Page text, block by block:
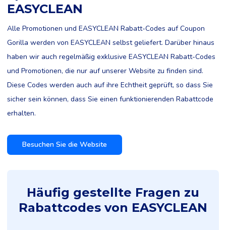
EASYCLEAN
Alle Promotionen und EASYCLEAN Rabatt-Codes auf Coupon
Gorilla werden von EASYCLEAN selbst geliefert. Darüber hinaus
haben wir auch regelmäßig exklusive EASYCLEAN Rabatt-Codes
und Promotionen, die nur auf unserer Website zu finden sind.
Diese Codes werden auch auf ihre Echtheit geprüft, so dass Sie
sicher sein können, dass Sie einen funktionierenden Rabattcode
erhalten.
Besuchen Sie die Website
Häufig gestellte Fragen zu
Rabattcodes von EASYCLEAN